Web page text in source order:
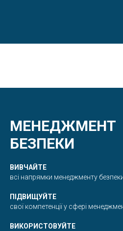
МЕНЕДЖМЕНТ
БЕЗПЕКИ
ВИВЧАЙТЕ
всі напрямки менеджменту
ПІДВИЩУЙТЕ
свої компетенції у сфері
ВИКОРИСТОВУЙТЕ